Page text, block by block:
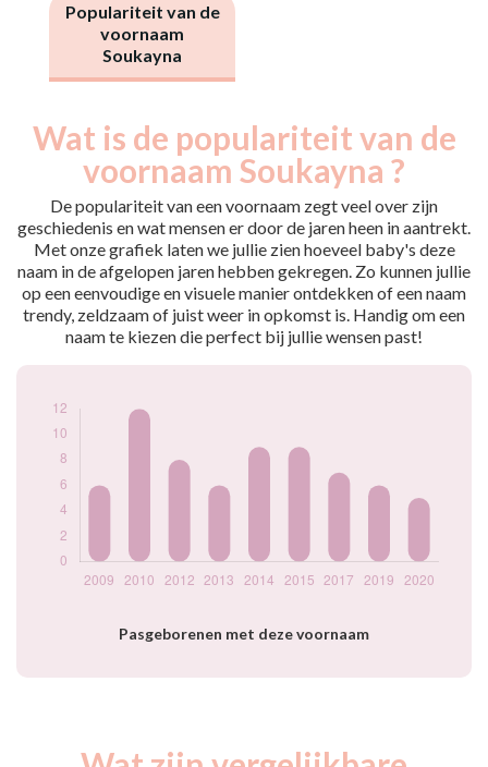
Populariteit van de
voornaam
Soukayna
Wat is de populariteit van de
voornaam Soukayna ?
De populariteit van een voornaam zegt veel over zijn
geschiedenis en wat mensen er door de jaren heen in aantrekt.
Met onze grafiek laten we jullie zien hoeveel baby's deze
naam in de afgelopen jaren hebben gekregen. Zo kunnen jullie
op een eenvoudige en visuele manier ontdekken of een naam
trendy, zeldzaam of juist weer in opkomst is. Handig om een
naam te kiezen die perfect bij jullie wensen past!
Pasgeborenen met deze voornaam
Popularité du
prénom Soukayna
par année
Année
Nouveaux-
nés
2010
12
2012
8
2013
6
2014
9
2015
9
2017
7
6